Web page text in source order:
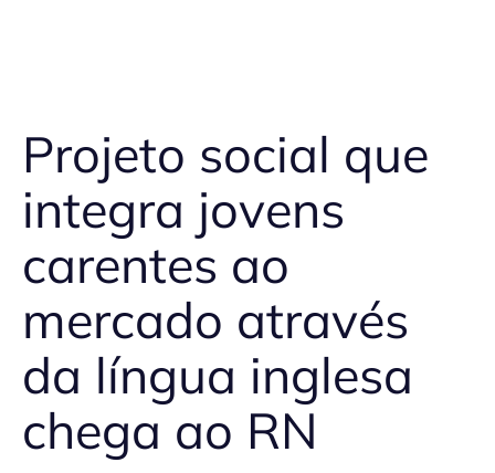
Projeto social que
integra jovens
carentes ao
mercado através
da língua inglesa
chega ao RN